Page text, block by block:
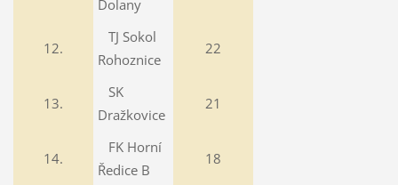
Dolany
12.
TJ Sokol
Rohoznice
22
13.
SK
Dražkovice
21
14.
FK Horní
Ředice B
18